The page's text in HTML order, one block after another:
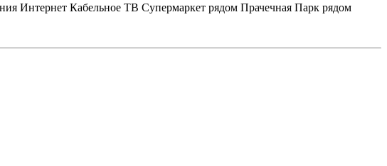
Интернет Кабельное ТВ Супермаркет рядом Прачечная Парк рядом